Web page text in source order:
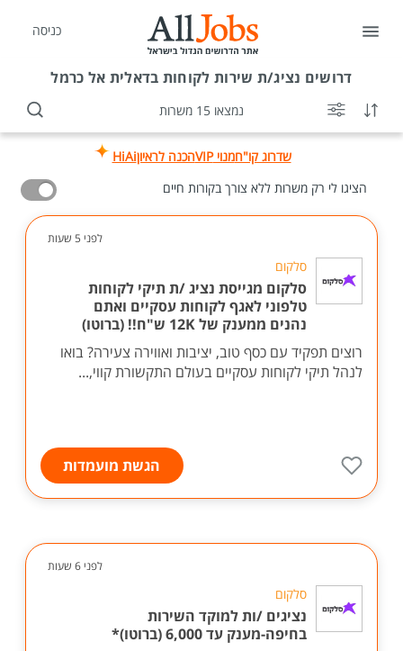
כניסה
דרושים נציג/ת שירות לקוחות בדאלית אל כרמל
נמצאו 15 משרות
שדרוג קו"חמנוי VIP הכנה לראיוןHiAi
הציגו לי רק משרות ללא צורך בקורות חיים
לפני 5 שעות
סלקום
סלקום מגייסת נציג /ת תיקי לקוחות
טלפוני לאגף לקוחות עסקיים ואתם
נהנים ממענק של 12K ש"ח!! (ברוטו)
רוצים תפקיד עם כסף טוב, יציבות ואווירה צעירה? בואו
לנהל תיקי לקוחות עסקיים בעולם התקשורת קווי,...
הגשת מועמדות
לפני 6 שעות
סלקום
נציגים /ות למוקד השירות
בחיפה-מענק עד 6,000 (ברוטו)*